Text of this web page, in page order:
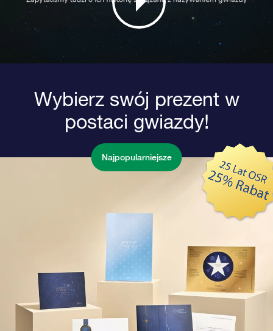
Wybierz swój prezent w
postaci gwiazdy!
Najpopularniejsze